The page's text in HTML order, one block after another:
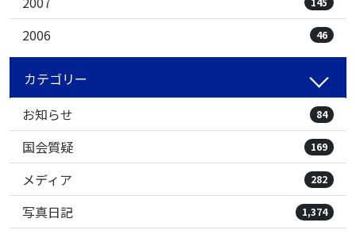
2006 46
カテゴリー
お知らせ
84
国会質疑 169
メディア 282
写真日記 1,374